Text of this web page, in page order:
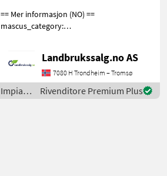
Sonstige
== Mer informasjon (NO) ==
mascus_category:
upon request: 7206 See
en.landbrukssalg.no/7206
for more images Beskri
Landbrukssalg.no AS
7080 H Trondheim – Tromsø
Impianti
di
Rivenditore Premium Plus